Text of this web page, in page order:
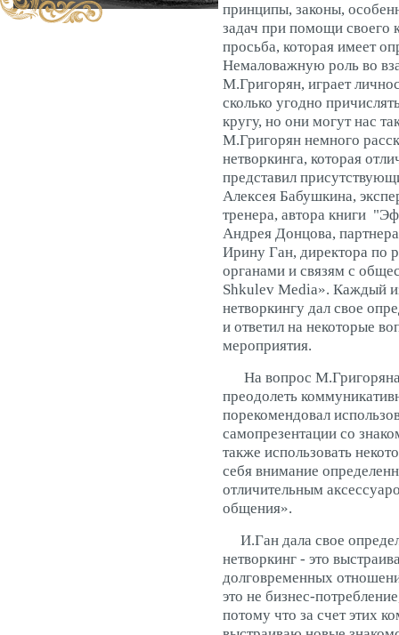
принципы, законы,
задач при помощи своего
просьба, которая имеет
Немаловажную роль во
М.Григорян, играет
сколько угодно
кругу, но они могут нас
М.Григорян немного
нетворкинга, которая
представил
Алексея Бабушкина,
тренера, автора книги
Андрея Донцова,
Ирину Ган, директора по
органами и связям с
Shkulev Media». Каждый
нетворкингу дал свое
и ответил на некоторые
мероприятия.
На вопрос
преодолеть
порекомендовал
самопрезентации со
также использовать
себя внимание
отличительным
общения».
И.Ган дала свое
нетворкинг - это
долговременных
это не бизнес-
потому что за счет этих